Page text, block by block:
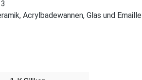
Acrylbadewannen, Glas und Emaille